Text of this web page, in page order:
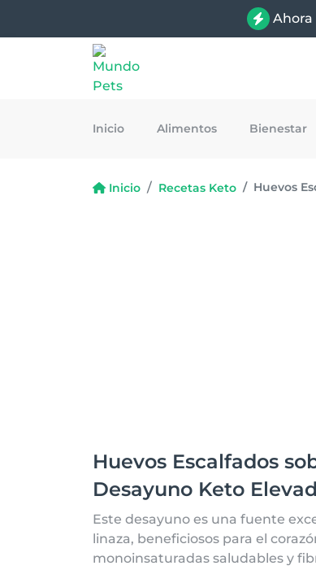
Ahora
Inicio Alimentos Bienestar
Inicio Recetas Keto Huevos
Huevos Escalfados
Desayuno Keto
Este desayuno es una fuente
linaza, beneficiosos para el
monoinsaturadas saludables y